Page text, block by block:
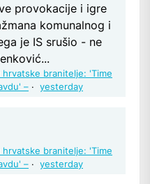
provokacije i igre
komunalnog i
je IS srušio - ne
hrvatske branitelje: 'Time
– · yesterday
hrvatske branitelje: 'Time
– · yesterday